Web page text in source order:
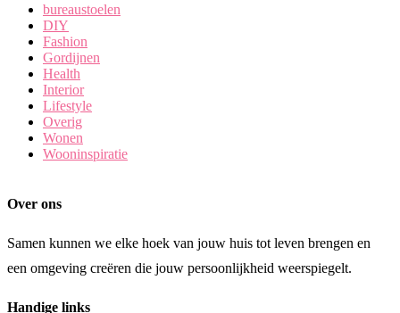
bureaustoelen
DIY
Fashion
Gordijnen
Health
Interior
Lifestyle
Overig
Wonen
Wooninspiratie
Over ons
Samen kunnen we elke hoek van jouw huis tot leven brengen en
een omgeving creëren die jouw persoonlijkheid weerspiegelt.
Handige links